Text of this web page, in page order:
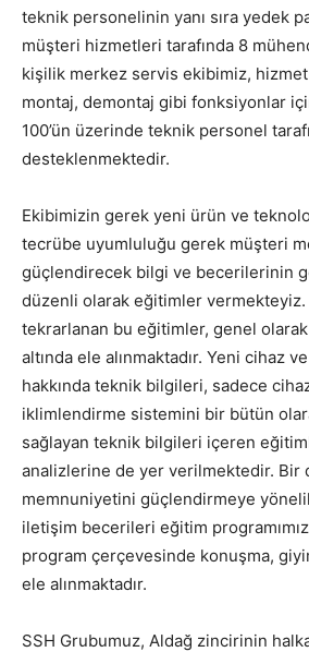
teknik personelinin yanı sıra yedek
müşteri hizmetleri tarafında 8
kişilik merkez servis ekibimiz, hizmet
montaj, demontaj gibi fonksiyonlar
100’ün üzerinde teknik personel
desteklenmektedir.
Ekibimizin gerek yeni ürün ve
tecrübe uyumluluğu gerek müşteri
güçlendirecek bilgi ve becerilerinin
düzenli olarak eğitimler vermekteyiz.
tekrarlanan bu eğitimler, genel olarak
altında ele alınmaktadır. Yeni cihaz
hakkında teknik bilgileri, sadece
iklimlendirme sistemini bir bütün
sağlayan teknik bilgileri içeren
analizlerine de yer verilmektedir. Bir
memnuniyetini güçlendirmeye
iletişim becerileri eğitim
program çerçevesinde konuşma,
ele alınmaktadır.
SSH Grubumuz, Aldağ zincirinin